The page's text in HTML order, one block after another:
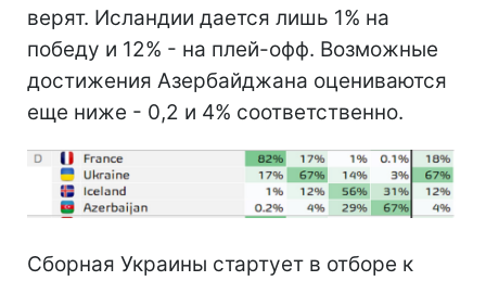
верят. Исландии дается лишь 1% на
победу и 12% - на плей-офф. Возможные
достижения Азербайджана оцениваются
еще ниже - 0,2 и 4% соответственно.
Сборная Украины стартует в отборе к